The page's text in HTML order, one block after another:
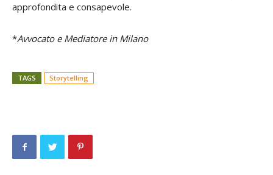
approfondita e consapevole.
*Avvocato e Mediatore in Milano
TAGS Storytelling